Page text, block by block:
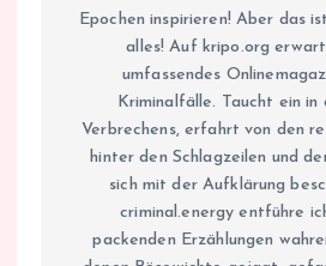
Epochen inspirieren! Aber das
alles! Auf kripo.org
umfassendes
Kriminalfälle. Taucht ein in
Verbrechens, erfahrt von den
hinter den Schlagzeilen und
sich mit der Aufklärung
criminal.energy entführe
packenden Erzählungen